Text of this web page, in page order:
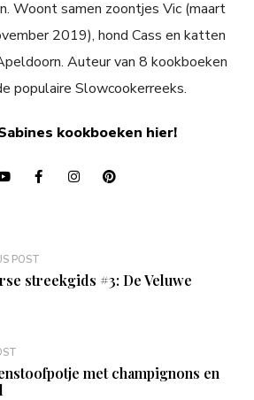
Woont samen zoontjes Vic (maart
2019), hond Cass en katten
Auteur van 8 kookboeken
populaire Slowcookerreeks.
kookboeken hier!
POST
streekgids #3: De Veluwe
met champignons en